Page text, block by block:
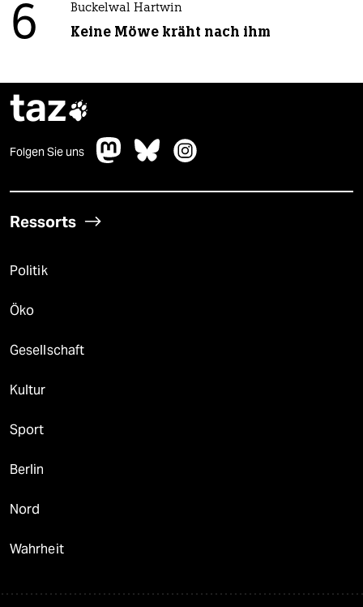
6 Buckelwal Hartwin
Keine Möwe kräht nach ihm
taz
Folgen Sie uns
Ressorts
Politik
Öko
Gesellschaft
Kultur
Sport
Berlin
Nord
Wahrheit